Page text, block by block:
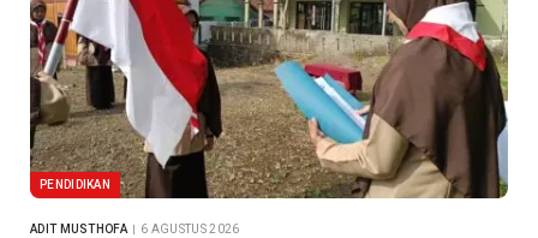
PENDIDIKAN
ADIT MUSTHOFA 6 AGUSTUS 2026